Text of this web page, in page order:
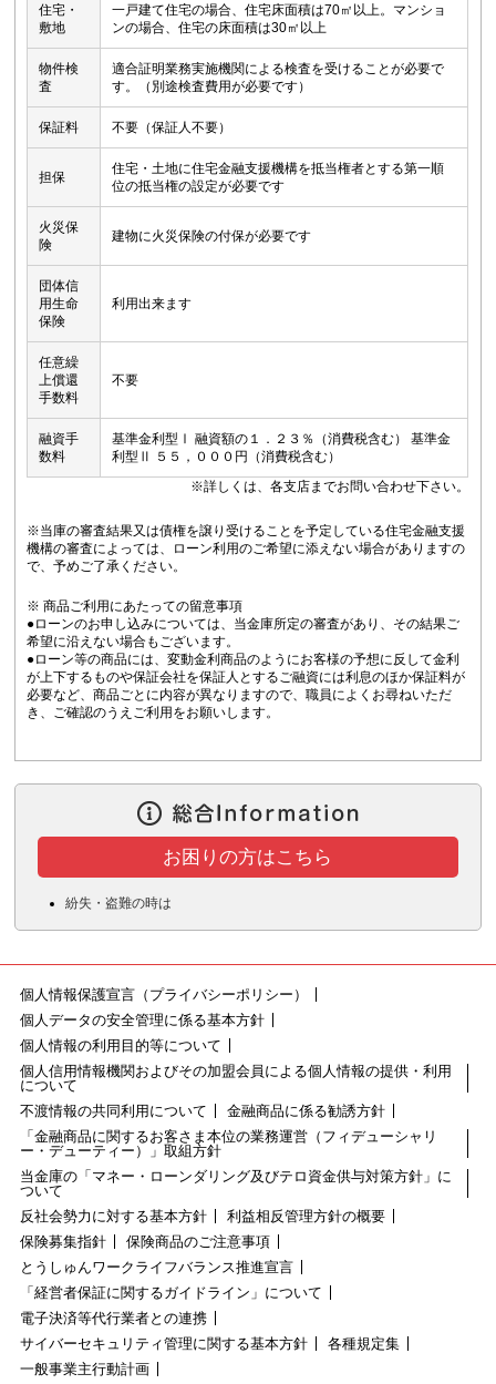
住宅・
敷地
一戸建て住宅の場合、住宅床面積は70㎡以上。マンショ
ンの場合、住宅の床面積は30㎡以上
物件検
査
適合証明業務実施機関による検査を受けることが必要で
す。（別途検査費用が必要です）
保証料 不要（保証人不要）
担保
住宅・土地に住宅金融支援機構を抵当権者とする第一順
位の抵当権の設定が必要です
火災保
険
建物に火災保険の付保が必要です
団体信
用生命
保険
利用出来ます
任意繰
上償還
手数料
不要
融資手
数料
基準金利型Ⅰ 融資額の１．２３％（消費税含む） 基準金
利型Ⅱ ５５，０００円（消費税含む）
※詳しくは、各支店までお問い合わせ下さい。
※当庫の審査結果又は債権を譲り受けることを予定している住宅金融支援
機構の審査によっては、ローン利用のご希望に添えない場合がありますの
で、予めご了承ください。
※ 商品ご利用にあたっての留意事項
●ローンのお申し込みについては、当金庫所定の審査があり、その結果ご
希望に沿えない場合もございます。
●ローン等の商品には、変動金利商品のようにお客様の予想に反して金利
が上下するものや保証会社を保証人とするご融資には利息のほか保証料が
必要など、商品ごとに内容が異なりますので、職員によくお尋ねいただ
き、ご確認のうえご利用をお願いします。
お困りの方はこちら
紛失・盗難の時は
個人情報保護宣言（プライバシーポリシー）
個人データの安全管理に係る基本方針
個人情報の利用目的等について
個人信用情報機関およびその加盟会員による個人情報の提供・利用
について
不渡情報の共同利用について
金融商品に係る勧誘方針
「金融商品に関するお客さま本位の業務運営（フィデューシャリ
ー・デューティー）」取組方針
当金庫の「マネー・ローンダリング及びテロ資金供与対策方針」に
ついて
反社会勢力に対する基本方針
利益相反管理方針の概要
保険募集指針
保険商品のご注意事項
とうしゅんワークライフバランス推進宣言
「経営者保証に関するガイドライン」について
電子決済等代行業者との連携
サイバーセキュリティ管理に関する基本方針
各種規定集
一般事業主行動計画